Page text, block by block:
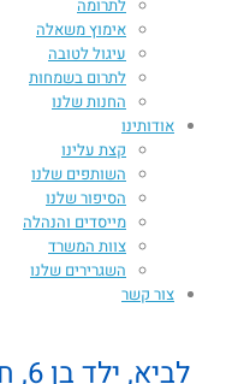
לתרומה
אימוץ משאלה
עיגול לטובה
לתרום בשמחות
החנות שלנו
אודותינו
קצת עלינו
השותפים שלנו
הסיפור שלנו
מייסדים והנהלה
צוות המשרד
השגרירים שלנו
צור קשר